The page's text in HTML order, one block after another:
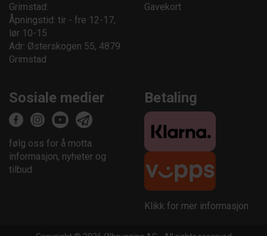
Grimstad:
Åpningstid: tir - fre 12-17,
lør 10-15
Adr: Østerskogen 55, 4879
Grimstad
Gavekort
Sosiale medier
følg oss for å motta
informasjon, nyheter og
tilbud
Betaling
Klikk for mer informasjon